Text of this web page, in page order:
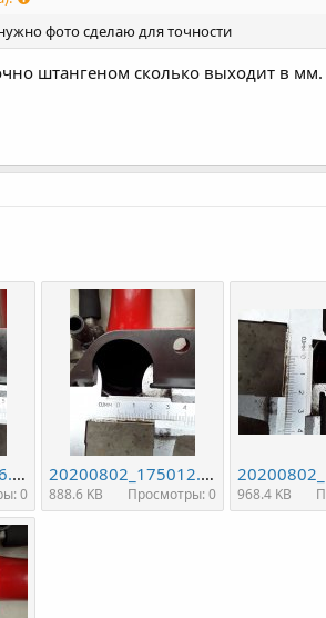
фото сделаю для точности
штангеном сколько выходит в мм.
20200802_174956.jpg
0
20200802_175012.jpg
888.6 KB Просмотры: 0 968.4 KB